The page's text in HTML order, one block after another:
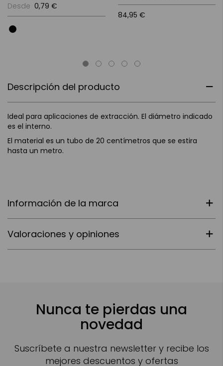
Descripción del producto
Ideal para aplicaciones de extracción. El diámetro indicado
es el interno.
El material es un tubo de 20 centímetros que se estira
hasta un metro.
Información de la marca
Valoraciones y opiniones
Desde 0,79 €
84,95 €
Nunca te pierdas una
novedad
Suscríbete a nuestra newsletter y recibe los
mejores descuentos y ofertas